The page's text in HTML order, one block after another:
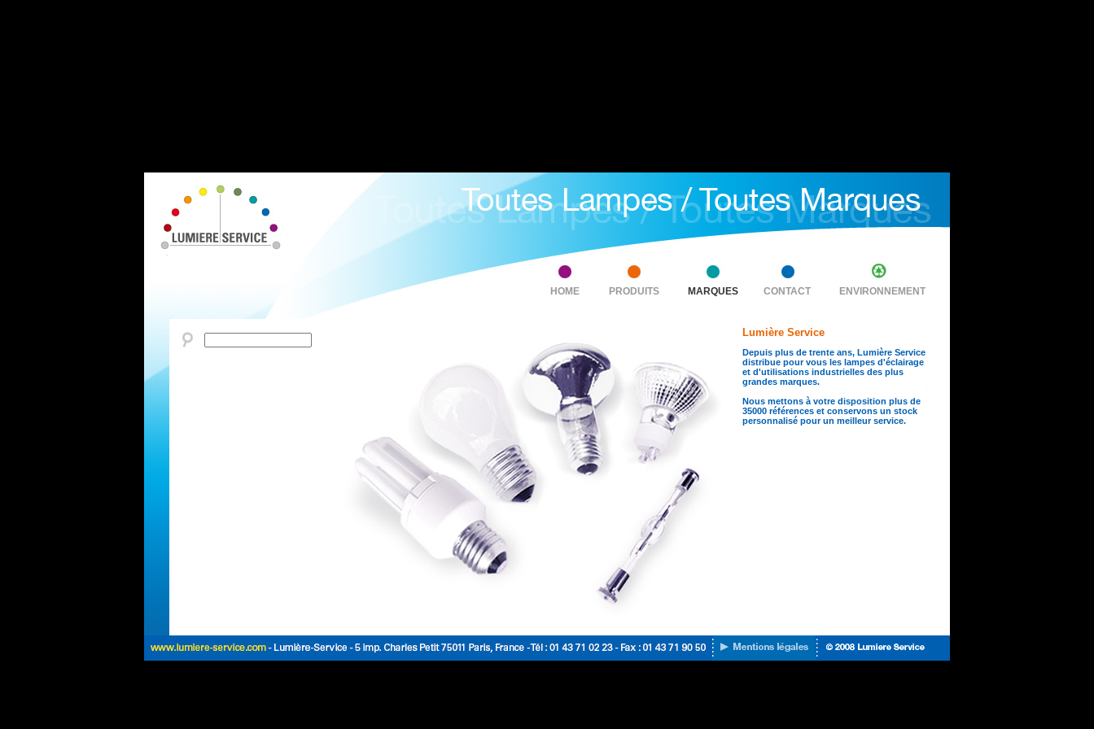
HOME PRODUITS MARQUES CONTACT ENVIRONNEMENT
Lumière Service
Depuis plus de trente ans, Lumière Service
distribue pour vous les lampes d'éclairage
et d'utilisations industrielles des plus
grandes marques.
Nous mettons à votre disposition plus de
35000 références et conservons un stock
personnalisé pour un meilleur service.